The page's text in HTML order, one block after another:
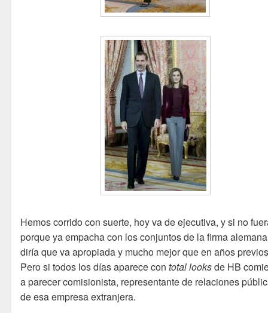
Hemos corrido con suerte, hoy va de ejecutiva, y si no
porque ya empacha con los conjuntos de la firma
diría que va apropiada y mucho mejor que en años
Pero si todos los días aparece contotal looksde HB
a parecer comisionista, representante de relaciones
de esa empresa extranjera.